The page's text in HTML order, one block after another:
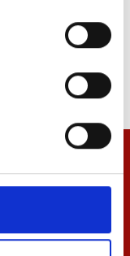
Polo Wardrobe Pro
34,95 €